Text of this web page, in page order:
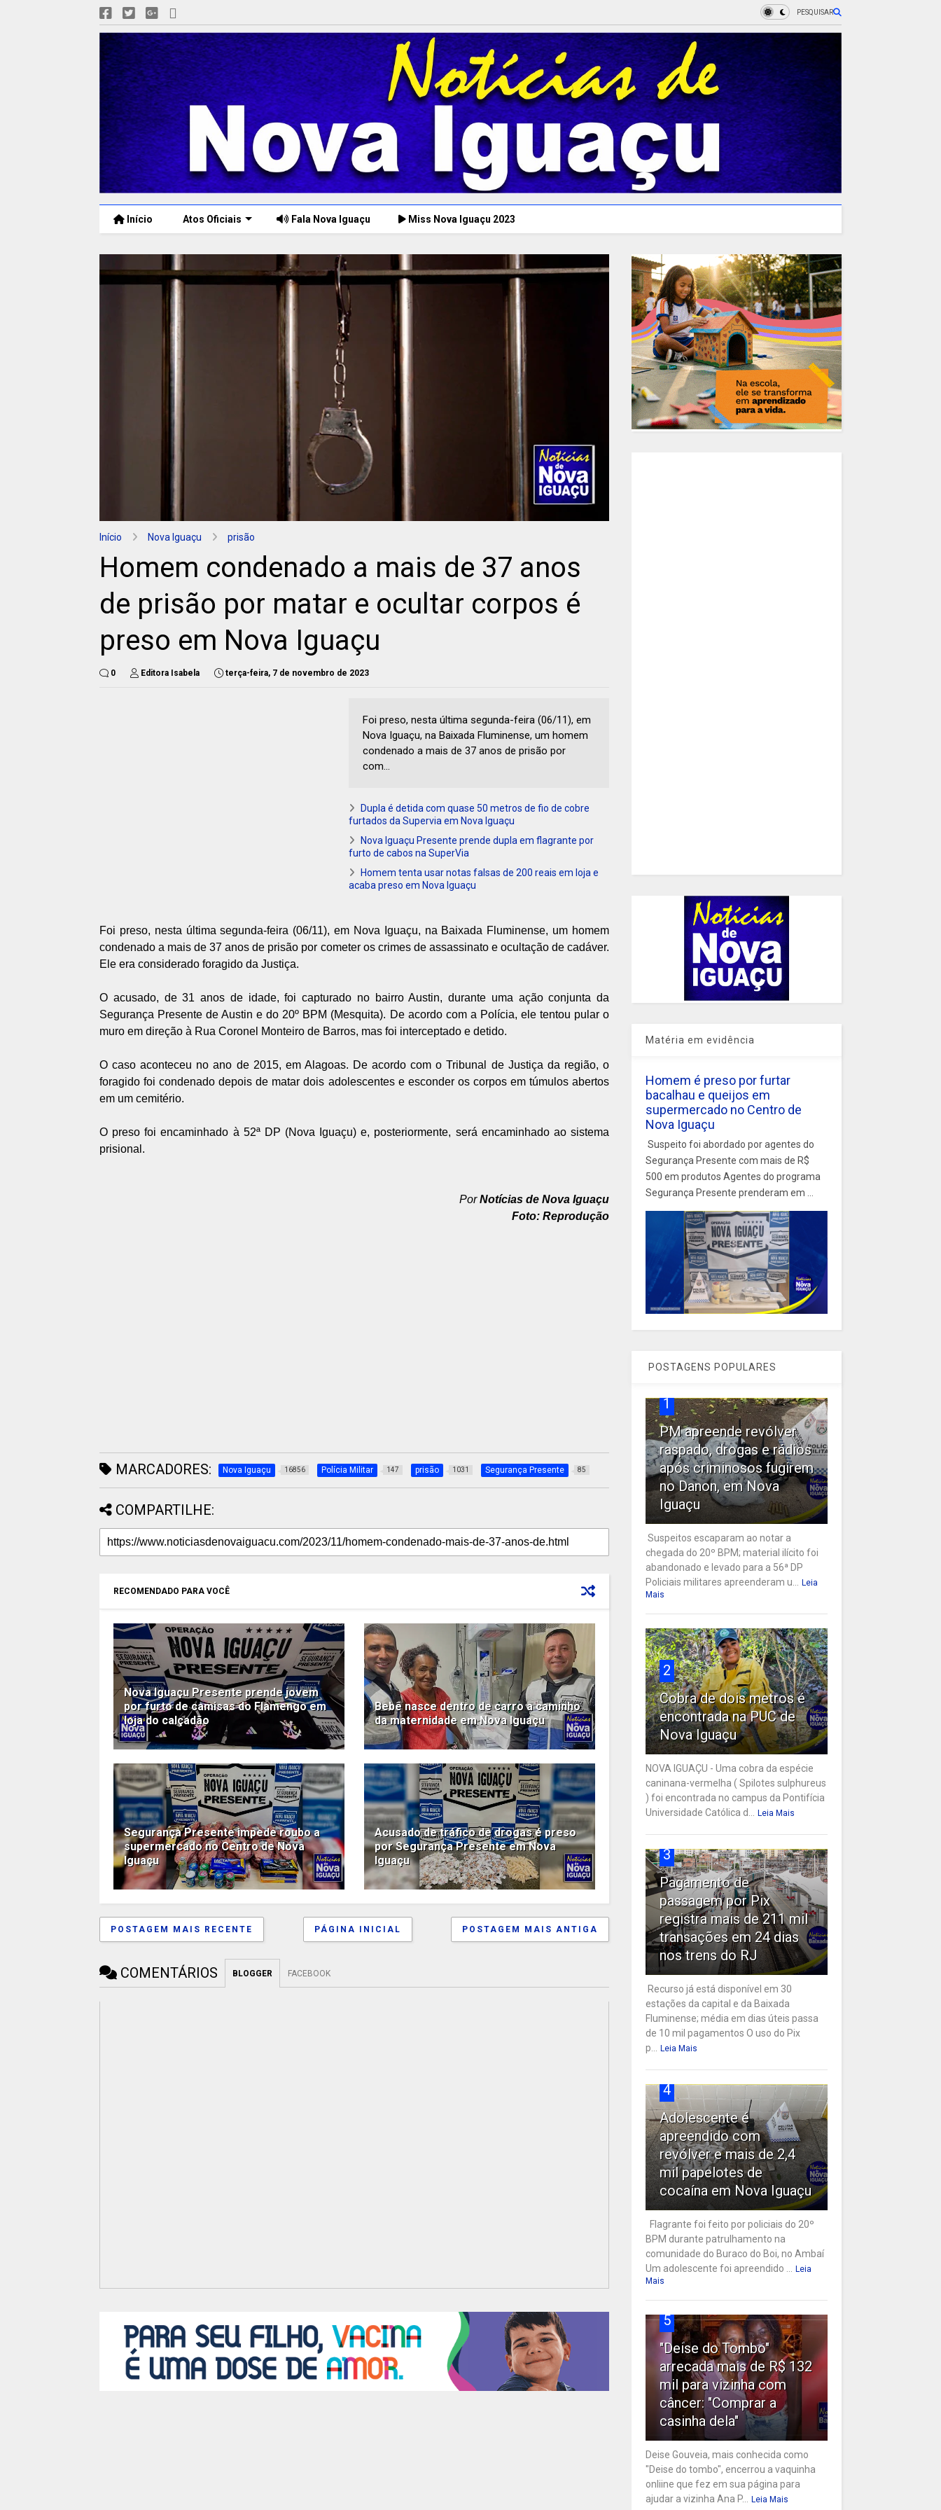
PESQUISAR
Início Atos Oficiais Fala Nova Iguaçu Miss Nova Iguaçu 2023
Início Nova Iguaçu prisão
Homem condenado a mais de 37 anos
de prisão por matar e ocultar corpos é
preso em Nova Iguaçu
0 Editora Isabela terça-feira, 7 de novembro de 2023
Foi preso, nesta última segunda-feira (06/11), em
Nova Iguaçu, na Baixada Fluminense, um homem
condenado a mais de 37 anos de prisão por
com...
Dupla é detida com quase 50 metros de fio de cobre
furtados da Supervia em Nova Iguaçu
Nova Iguaçu Presente prende dupla em flagrante por
furto de cabos na SuperVia
Homem tenta usar notas falsas de 200 reais em loja e
acaba preso em Nova Iguaçu
Foi preso, nesta última segunda-feira (06/11), em Nova Iguaçu, na Baixada Fluminense, um homem
condenado a mais de 37 anos de prisão por cometer os crimes de assassinato e ocultação de cadáver.
Ele era considerado foragido da Justiça.
O acusado, de 31 anos de idade, foi capturado no bairro Austin, durante uma ação conjunta da
Segurança Presente de Austin e do 20º BPM (Mesquita). De acordo com a Polícia, ele tentou pular o
muro em direção à Rua Coronel Monteiro de Barros, mas foi interceptado e detido.
O caso aconteceu no ano de 2015, em Alagoas. De acordo com o Tribunal de Justiça da região, o
foragido foi condenado depois de matar dois adolescentes e esconder os corpos em túmulos abertos
em um cemitério.
O preso foi encaminhado à 52ª DP (Nova Iguaçu) e, posteriormente, será encaminhado ao sistema
prisional.
PorNotícias de Nova Iguaçu
Foto: Reprodução
MARCADORES: Nova Iguaçu 16856 Polícia Militar 147 prisão 1031 Segurança Presente 85
COMPARTILHE:
RECOMENDADO PARA VOCÊ
Nova Iguaçu Presente prende jovem
por furto de camisas do Flamengo em
loja do calçadão
Bebê nasce dentro de carro a caminho
da maternidade em Nova Iguaçu
Segurança Presente impede roubo a
supermercado no Centro de Nova
Iguaçu
Acusado de tráfico de drogas é preso
por Segurança Presente em Nova
Iguaçu
POSTAGEM MAIS RECENTE POSTAGEM MAIS ANTIGA
PÁGINA INICIAL
COMENTÁRIOS BLOGGER FACEBOOK
Matéria em evidência
Homem é preso por furtar
bacalhau e queijos em
supermercado no Centro de
Nova Iguaçu
Suspeito foi abordado por agentes do
Segurança Presente com mais de R$
500 em produtos Agentes do programa
Segurança Presente prenderam em ...
POSTAGENS POPULARES
1
PM apreende revólver
raspado, drogas e rádios
após criminosos fugirem
no Danon, em Nova
Iguaçu
Suspeitos escaparam ao notar a
chegada do 20º BPM; material ilícito foi
abandonado e levado para a 56ª DP
Policiais militares apreenderam u...
Leia
Mais
2
Cobra de dois metros é
encontrada na PUC de
Nova Iguaçu
NOVA IGUAÇU - Uma cobra da espécie
caninana-vermelha ( Spilotes sulphureus
) foi encontrada no campus da Pontifícia
Universidade Católica d...
Leia Mais
3
Pagamento de
passagem por Pix
registra mais de 211 mil
transações em 24 dias
nos trens do RJ
Recurso já está disponível em 30
estações da capital e da Baixada
Fluminense; média em dias úteis passa
de 10 mil pagamentos O uso do Pix
p...
Leia Mais
4
Adolescente é
apreendido com
revólver e mais de 2,4
mil papelotes de
cocaína em Nova Iguaçu
Flagrante foi feito por policiais do 20º
BPM durante patrulhamento na
comunidade do Buraco do Boi, no Ambaí
Um adolescente foi apreendido ...
Leia
Mais
5
"Deise do Tombo"
arrecada mais de R$ 132
mil para vizinha com
câncer: "Comprar a
casinha dela"
Deise Gouveia, mais conhecida como
"Deise do tombo", encerrou a vaquinha
onliine que fez em sua página para
ajudar a vizinha Ana P...
Leia Mais